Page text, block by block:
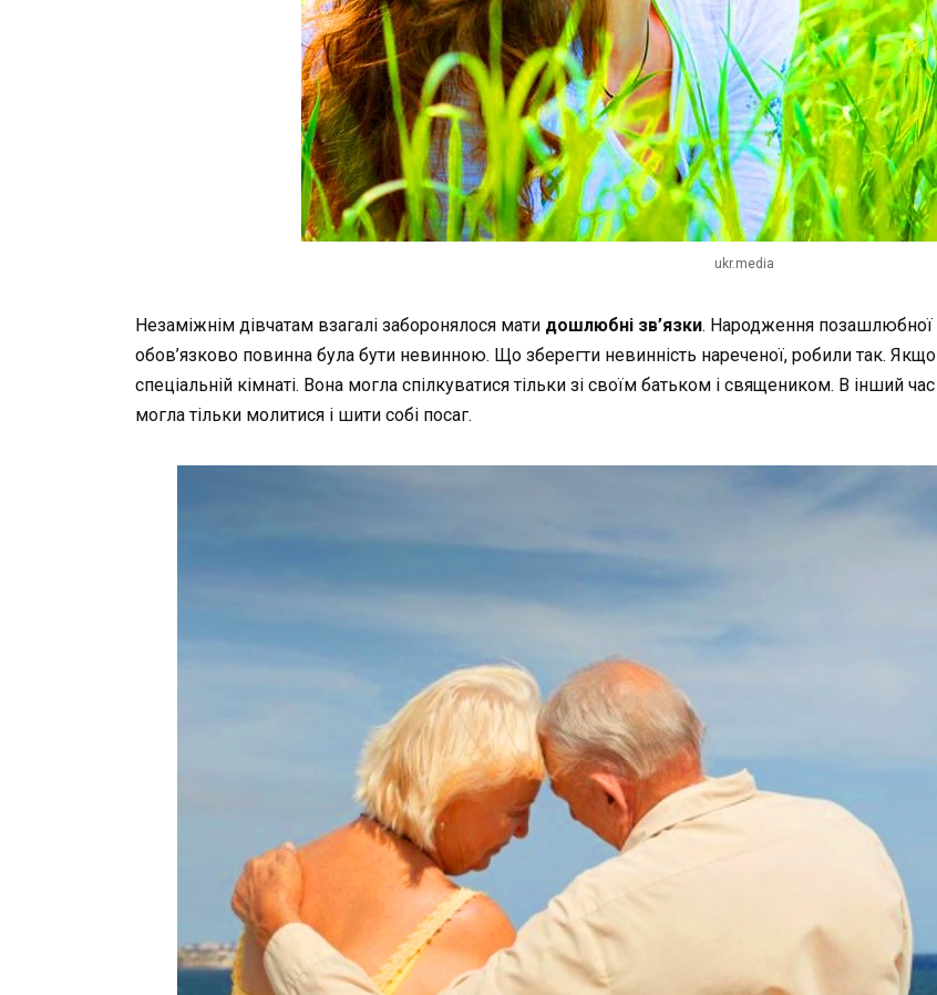
ukr.media
Незаміжнім дівчатам взагалі заборонялося мати дошлюбні зв’язки. Народження позашлюбної
обов’язково повинна була бути невинною. Що зберегти невинність нареченої, робили так. Якщо
спеціальній кімнаті. Вона могла спілкуватися тільки зі своїм батьком і священиком. В інший час
могла тільки молитися і шити собі посаг.